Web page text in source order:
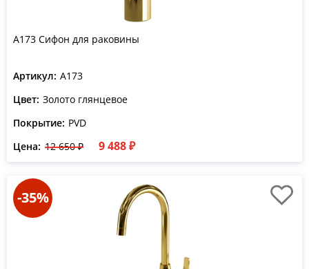
A173 Сифон для раковины
Артикул: A173
Цвет: Золото глянцевое
Покрытие: PVD
Цена: 12 650 ₽ 9 488 ₽
-35%